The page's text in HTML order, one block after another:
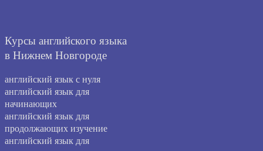
Курсы английского языка
в Нижнем Новгороде
английский язык с нуля
английский язык для
начинающих
английский язык для
продолжающих изучение
английский язык для